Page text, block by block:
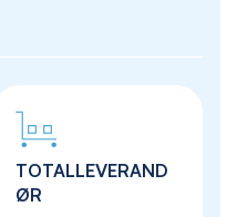
TOTALLEVERAND
ØR